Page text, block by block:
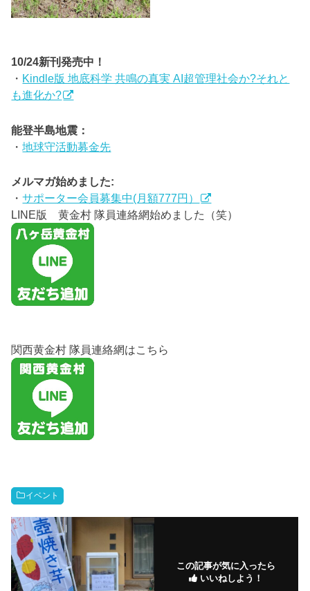
10/24新刊発売中！
・ Kindle版 地底科学 共鳴の真実 AI超管理社会か?それと
も進化か?
能登半島地震：
・地球守活動募金先
メルマガ始めました:
・サポーター会員募集中(月額777円）
LINE版 黄金村 隊員連絡網始めました（笑）
関西黄金村 隊員連絡網はこちら
イベント
この記事が気に入ったら
いいねしよう！